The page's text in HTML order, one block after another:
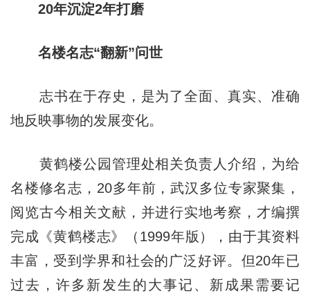
20年沉淀2年打磨
名楼名志“翻新”问世
志书在于存史，是为了全面、真实、准确
地反映事物的发展变化。
黄鹤楼公园管理处相关负责人介绍，为给
名楼修名志，20多年前，武汉多位专家聚集，
阅览古今相关文献，并进行实地考察，才编撰
完成《黄鹤楼志》（1999年版），由于其资料
丰富，受到学界和社会的广泛好评。但20年已
过去，许多新发生的大事记、新成果需要记